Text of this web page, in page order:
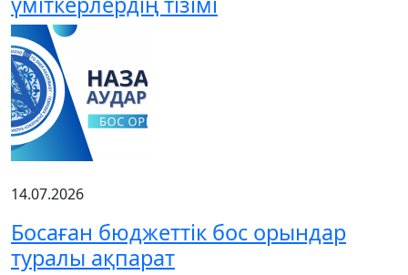
14.07.2026
Босаған бюджеттік бос орындар
туралы ақпарат